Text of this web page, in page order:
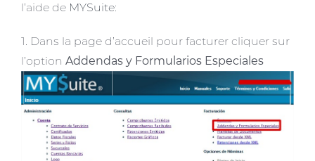
l’aide de MYSuite:
1. Dans la page d’accueil pour facturer cliquer sur
l’option Addendas y Formularios Especiales